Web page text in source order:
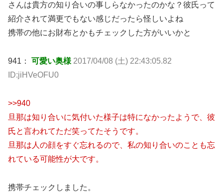
さんは貴方の知り合いの事しらなかったのかな？彼氏って
紹介されて満更でもない感じだったら怪しいよね
携帯の他にお財布とかもチェックした方がいいかと
941： 可愛い奥様 2017/04/08 (土) 22:43:05.82
ID:jiHVeOFU0
>>940
旦那は知り合いに気付いた様子は特になかったようで、彼
氏と言われてただ笑ってたそうです。
旦那は人の顔をすぐ忘れるので、私の知り合いのことも忘
れている可能性が大です。
携帯チェックしました。